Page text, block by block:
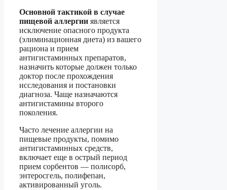
Основной тактикой в случае
пищевой аллергии является
исключение опасного продукта
(элиминационная диета) из вашего
рациона и прием
антигистаминных препаратов,
назначить которые должен только
доктор после прохождения
исследования и постановки
диагноза. Чаще назначаются
антигистамины второго
поколения.
Часто лечение аллергии на
пищевые продукты, помимо
антигистаминных средств,
включает еще в острый период
прием сорбентов — полисорб,
энтеросгель, полифепан,
активированный уголь.